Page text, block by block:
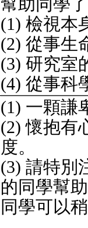
幫助同學
(1) 檢視本
(2) 從事生
(3) 研究室
(4) 從事科
(1) 一顆謙
(2) 懷抱有
度。
(3) 請特別
的同學幫
同學可以